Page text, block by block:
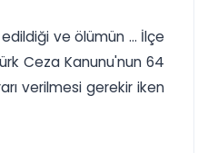
edildiği ve ölümün ... İlçe
Ceza Kanunu'nun 64
verilmesi gerekir iken